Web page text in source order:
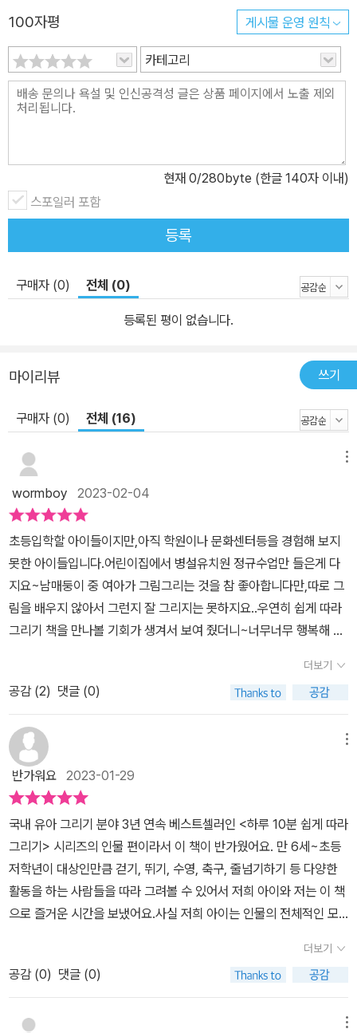
100자평 게시물 운영 원칙
카테고리
현재 0/280byte (한글 140자 이내)
스포일러 포함
등록
구매자 (0) 전체 (0)
등록된 평이 없습니다.
마이리뷰 쓰기
구매자 (0) 전체 (16)
wormboy 2023-02-04
초등입학할 아이들이지만,아직 학원이나 문화센터등을 경험해 보지
못한 아이들입니다.어린이집에서 병설유치원 정규수업만 들은게 다
지요~​남매둥이 중 여아가 그림그리는 것을 참 좋아합니다만,따로 그
림을 배우지 않아서 그런지 잘 그리지는 못하지요..​우연히 쉽게 따라
그리기 책을 만나볼 기회가 생겨서 보여 줬더니~너무너무 행복해 하
림을 배우거나 그릴때 제일 어려워 하는게 인물의 동작 부분이지요?
이 3권 인물편은 인물의 직업군과 동작에 따라서 쉽게 표현해 그릴
수 있는 방법이 잘 나와 있어요~​그림을 전혀 배우지 않은 즤 아이들
도 보고 쉽게 따라 그리면서 그리는 방법을 익히기 좋게 되어 있었답
니다.이 하루 10분 쉽게 따라 그리기는 3편의 시리즈가 있어요~1편:
만3세~6세가 그리기 좋은 동물그리기 (혼자서도 잘 그려요!)2편: 만
6세~초등 저학년이 그리기 좋은 동물그리기 (그림에 자신감이 생겨
요!)3편: 만6세~초등 저학년이 그리기 좋은 인물그리기 책을 펼쳐보
면 첫장에 이 책의 사용법과 인물을 잘 그리는 방법이 설명되어져 있
습니다.​글을 모르는 아이들이 이 책을 이용한다면,부모님이 읽고 쉽
게 설명을 해 주면 좋겠지요?​차례에는 남녀노소의 특징에 따라 그림
그려보고,표정에 따라 동작에 따라, 직업에 따라 그려보게 되어 있답
니다~​정말 알차게 되어 있지요!!! 책은 여느 동화책이나 그림책처럼
되어 있지 않고,스케치북처럼 가로가 긴 모양이고,종이의 질감도 스
더보기
공감 (2) 댓글 (0)
반가워요 2023-01-29
국내 유아 그리기 분야 3년 연속 베스트셀러인 <하루 10분 쉽게 따라
그리기> 시리즈의 인물 편이라서 이 책이 반가웠어요. 만 6세~초등
저학년이 대상인만큼 걷기, 뛰기, 수영, 축구, 줄넘기하기 등 다양한
활동을 하는 사람들을 따라 그려볼 수 있어서 저희 아이와 저는 이 책
으로 즐거운 시간을 보냈어요.사실 저희 아이는 인물의 전체적인 모
고 따라 연습하고는 그림스타일이 섬세하게 바뀌었답니다. 사람의 얼
굴과 표정을 그리는 것부터 시작해 다양한 활동적인 모습을 그려볼
수 있어서 저희 아이에게는 많은 도움이 되었어요. 또 스케치북없이
책에 아이가 그림을 그릴 수 있는 공간이 마련되어 있어서 외출시 갖
더보기
공감 (0) 댓글 (0)